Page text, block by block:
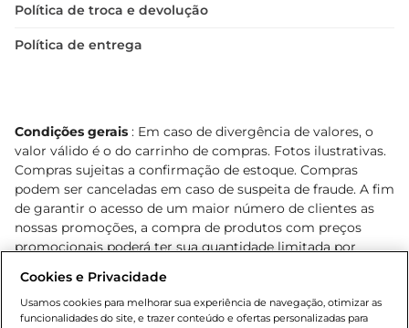
Política de troca e devolução
Política de entrega
Condições gerais : Em caso de divergência de valores, o
valor válido é o do carrinho de compras. Fotos ilustrativas.
Compras sujeitas a confirmação de estoque. Compras
podem ser canceladas em caso de suspeita de fraude. A fim
de garantir o acesso de um maior número de clientes as
nossas promoções, a compra de produtos com preços
promocionais poderá ter sua quantidade limitada por
o e-commerce e válidos durante o dia de hoje, podendo
sofrer alterações sem prévia notificação. Proibida a venda
de bebidas alcoólicas para menores de 18 anos, conforme
Cookies e Privacidade
Usamos cookies para melhorar sua experiência de navegação, otimizar as
funcionalidades do site, e trazer conteúdo e ofertas personalizadas para